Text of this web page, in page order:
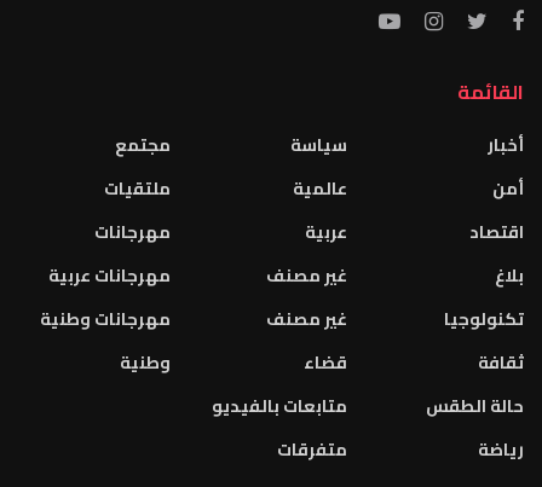
القائمة
أخبار
أمن
اقتصاد
بلاغ
تكنولوجيا
ثقافة
حالة الطقس
رياضة
سياسة
عالمية
عربية
غير مصنف
غير مصنف
قضاء
متابعات بالفيديو
متفرقات
مجتمع
ملتقيات
مهرجانات
مهرجانات عربية
مهرجانات وطنية
وطنية